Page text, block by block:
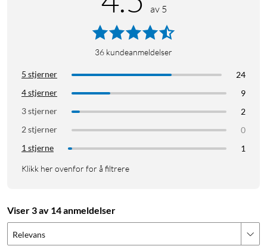
2x trykknapper (rød)
2x trykknapper (gul)
2x trykknapper (blå)
1x pinnelist (1x40)
1x potensiometer (10 kΩ)
av 5
36 kundeanmeldelser
5 stjerner
24
4 stjerner
9
3 stjerner
2
2 stjerner
0
1 stjerne
1
Klikk her ovenfor for å filtrere
Viser 3 av 14 anmeldelser
Relevans